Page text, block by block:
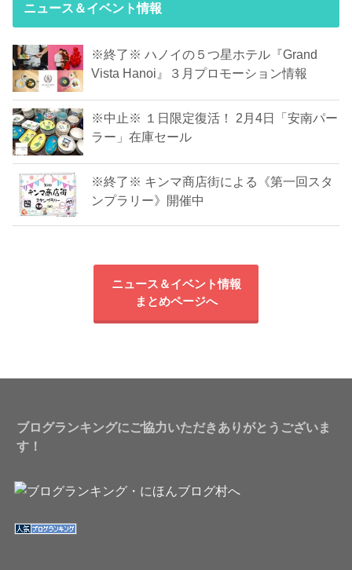
ニュース＆イベント情報
※終了※ ハノイの５つ星ホテル『Grand
Vista Hanoi』３月プロモーション情報
※中止※ １日限定復活！ 2月4日「安南パー
ラー」在庫セール
※終了※ キンマ商店街による《第一回スタ
ンプラリー》開催中
ニュース＆イベント情報
まとめページへ
ブログランキングにご協力いただきありがとうございま
す！